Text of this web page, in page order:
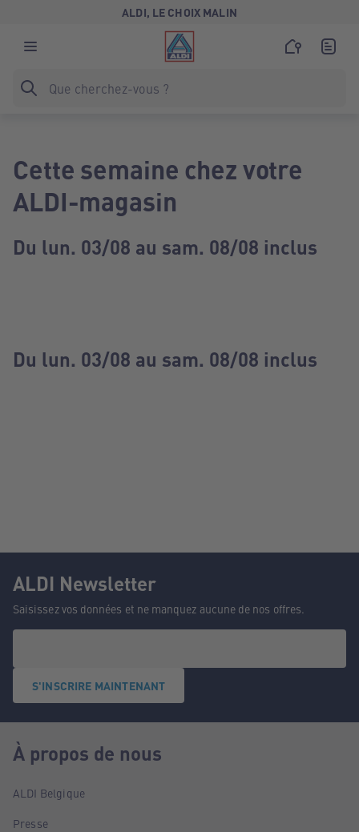
ALDI, LE CHOIX MALIN
Cette semaine chez votre
ALDI-magasin
Du lun. 03/08 au sam. 08/08 inclus
Du lun. 03/08 au sam. 08/08 inclus
ALDI Newsletter
Saisissez vos données et ne manquez aucune de nos offres.
S'INSCRIRE MAINTENANT
À propos de nous
ALDI Belgique
Presse